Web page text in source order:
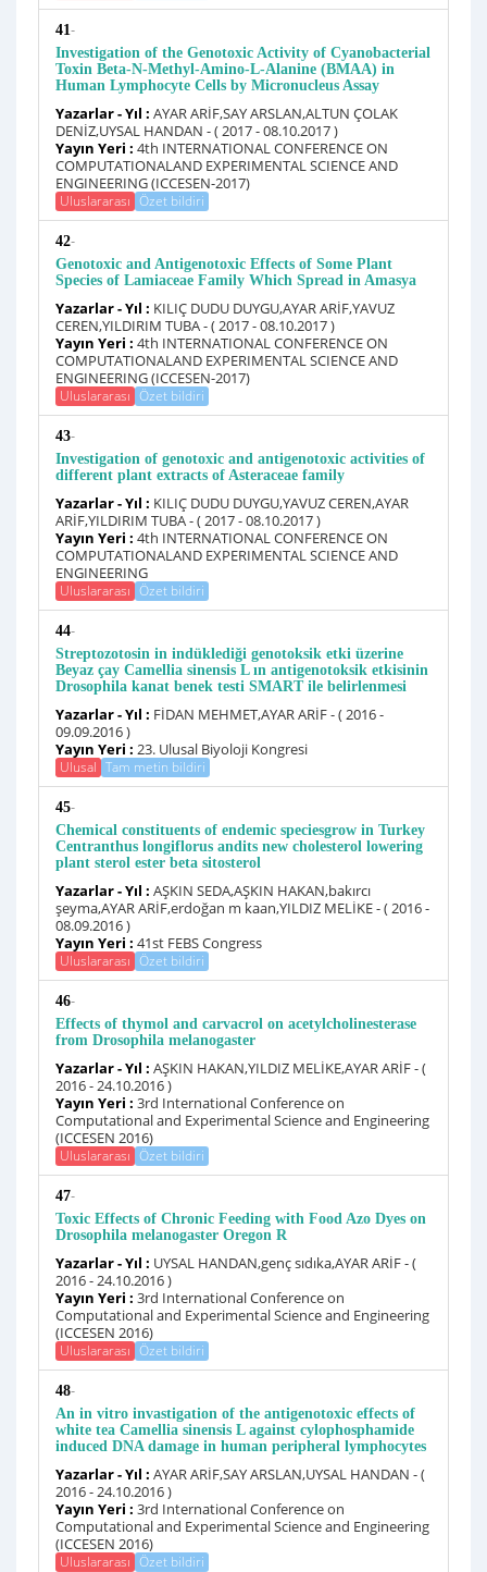
41-
Investigation of the Genotoxic Activity of Cyanobacterial
Toxin Beta-N-Methyl-Amino-L-Alanine (BMAA) in
Human Lymphocyte Cells by Micronucleus Assay
Yazarlar - Yıl : AYAR ARİF,SAY ARSLAN,ALTUN ÇOLAK
DENİZ,UYSAL HANDAN - ( 2017 - 08.10.2017 )
Yayın Yeri : 4th INTERNATIONAL CONFERENCE ON
COMPUTATIONALAND EXPERIMENTAL SCIENCE AND
ENGINEERING (ICCESEN-2017)
Uluslararası Özet bildiri
42-
Genotoxic and Antigenotoxic Effects of Some Plant
Species of Lamiaceae Family Which Spread in Amasya
Yazarlar - Yıl : KILIÇ DUDU DUYGU,AYAR ARİF,YAVUZ
CEREN,YILDIRIM TUBA - ( 2017 - 08.10.2017 )
Yayın Yeri : 4th INTERNATIONAL CONFERENCE ON
COMPUTATIONALAND EXPERIMENTAL SCIENCE AND
ENGINEERING (ICCESEN-2017)
Uluslararası Özet bildiri
43-
Investigation of genotoxic and antigenotoxic activities of
different plant extracts of Asteraceae family
Yazarlar - Yıl : KILIÇ DUDU DUYGU,YAVUZ CEREN,AYAR
ARİF,YILDIRIM TUBA - ( 2017 - 08.10.2017 )
Yayın Yeri : 4th INTERNATIONAL CONFERENCE ON
COMPUTATIONALAND EXPERIMENTAL SCIENCE AND
ENGINEERING
Uluslararası Özet bildiri
44-
Streptozotosin in indüklediği genotoksik etki üzerine
Beyaz çay Camellia sinensis L ın antigenotoksik etkisinin
Drosophila kanat benek testi SMART ile belirlenmesi
Yazarlar - Yıl : FİDAN MEHMET,AYAR ARİF - ( 2016 -
09.09.2016 )
Yayın Yeri : 23. Ulusal Biyoloji Kongresi
Ulusal Tam metin bildiri
45-
Chemical constituents of endemic speciesgrow in Turkey
Centranthus longiflorus andits new cholesterol lowering
plant sterol ester beta sitosterol
Yazarlar - Yıl : AŞKIN SEDA,AŞKIN HAKAN,bakırcı
şeyma,AYAR ARİF,erdoğan m kaan,YILDIZ MELİKE - ( 2016 -
08.09.2016 )
Yayın Yeri : 41st FEBS Congress
Uluslararası Özet bildiri
46-
Effects of thymol and carvacrol on acetylcholinesterase
from Drosophila melanogaster
Yazarlar - Yıl : AŞKIN HAKAN,YILDIZ MELİKE,AYAR ARİF - (
2016 - 24.10.2016 )
Yayın Yeri : 3rd International Conference on
Computational and Experimental Science and Engineering
(ICCESEN 2016)
Uluslararası Özet bildiri
47-
Toxic Effects of Chronic Feeding with Food Azo Dyes on
Drosophila melanogaster Oregon R
Yazarlar - Yıl : UYSAL HANDAN,genç sıdıka,AYAR ARİF - (
2016 - 24.10.2016 )
Yayın Yeri : 3rd International Conference on
Computational and Experimental Science and Engineering
(ICCESEN 2016)
Uluslararası Özet bildiri
48-
An in vitro invastigation of the antigenotoxic effects of
white tea Camellia sinensis L against cylophosphamide
induced DNA damage in human peripheral lymphocytes
Yazarlar - Yıl : AYAR ARİF,SAY ARSLAN,UYSAL HANDAN - (
2016 - 24.10.2016 )
Yayın Yeri : 3rd International Conference on
Computational and Experimental Science and Engineering
(ICCESEN 2016)
Uluslararası Özet bildiri